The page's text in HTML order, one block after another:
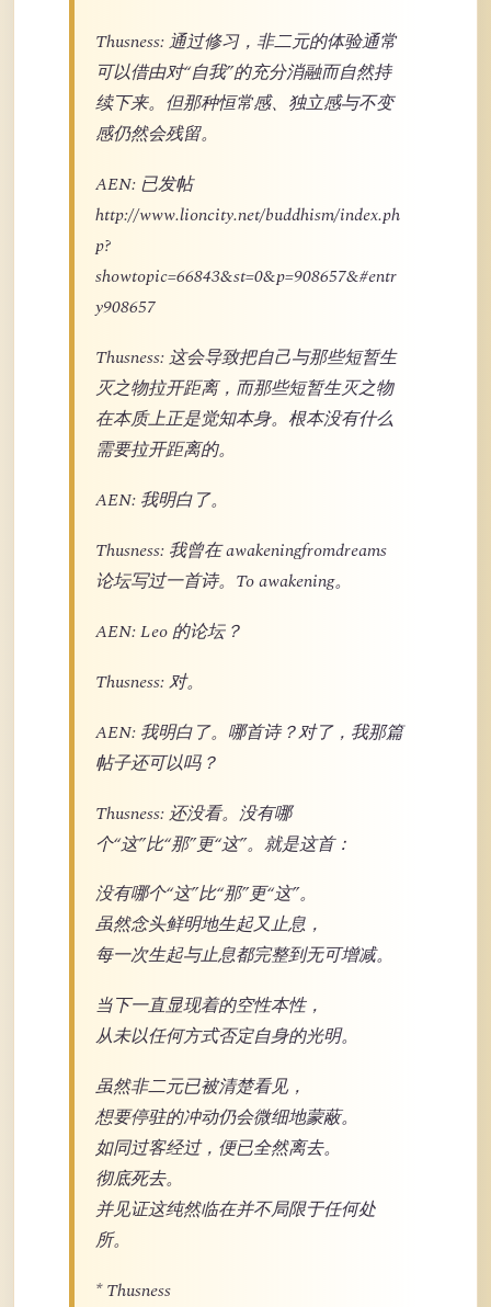
Thusness: 通过修习，非二元的体验通常
可以借由对“自我”的充分消融而自然持
续下来。但那种恒常感、独立感与不变
感仍然会残留。
AEN: 已发帖
http://www.lioncity.net/buddhism/index.ph
p?
showtopic=66843&st=0&p=908657&#entr
y908657
Thusness: 这会导致把自己与那些短暂生
灭之物拉开距离，而那些短暂生灭之物
在本质上正是觉知本身。根本没有什么
需要拉开距离的。
AEN: 我明白了。
Thusness: 我曾在 awakeningfromdreams
论坛写过一首诗。To awakening。
AEN: Leo 的论坛？
Thusness: 对。
AEN: 我明白了。哪首诗？对了，我那篇
帖子还可以吗？
Thusness: 还没看。没有哪
个“这”比“那”更“这”。就是这首：
没有哪个“这”比“那”更“这”。
虽然念头鲜明地生起又止息，
每一次生起与止息都完整到无可增减。
当下一直显现着的空性本性，
从未以任何方式否定自身的光明。
虽然非二元已被清楚看见，
想要停驻的冲动仍会微细地蒙蔽。
如同过客经过，便已全然离去。
彻底死去。
并见证这纯然临在并不局限于任何处
所。
* Thusness